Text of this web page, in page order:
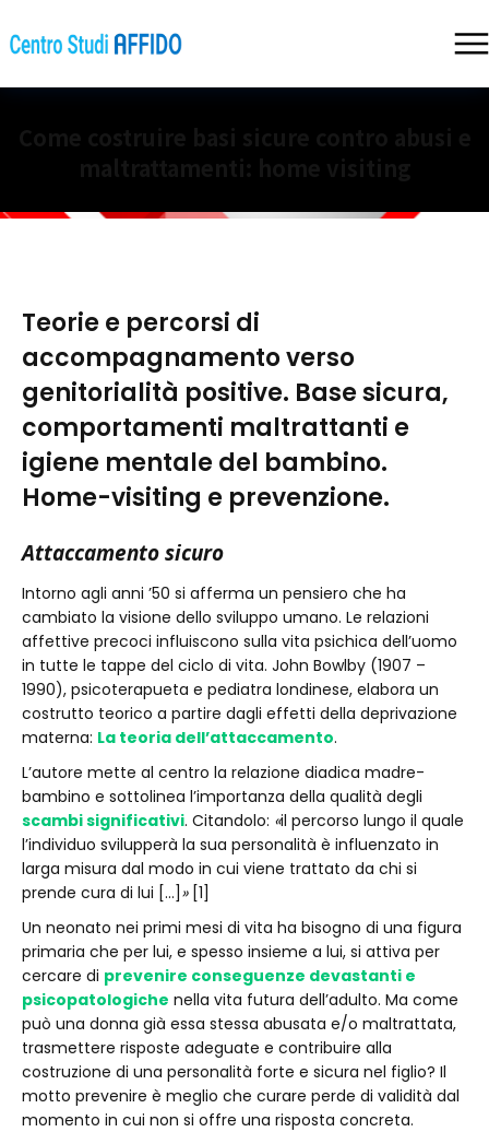
Teorie e percorsi di
accompagnamento verso
genitorialità positive. Base sicura,
comportamenti maltrattanti e
igiene mentale del bambino.
Home-visiting e prevenzione.
Attaccamento sicuro
Intorno agli anni ’50 si afferma un pensiero che ha
cambiato la visione dello sviluppo umano. Le relazioni
affettive precoci influiscono sulla vita psichica dell’uomo
in tutte le tappe del ciclo di vita. John Bowlby (1907 –
1990), psicoterapueta e pediatra londinese, elabora un
costrutto teorico a partire dagli effetti della deprivazione
materna: La teoria dell’attaccamento.
L’autore mette al centro la relazione diadica madre-
bambino e sottolinea l’importanza della qualità degli
scambi significativi. Citandolo: «il percorso lungo il quale
l’individuo svilupperà la sua personalità è influenzato in
larga misura dal modo in cui viene trattato da chi si
prende cura di lui […] » [1]
Un neonato nei primi mesi di vita ha bisogno di una figura
primaria che per lui, e spesso insieme a lui, si attiva per
cercare di prevenire conseguenze devastanti e
psicopatologiche nella vita futura dell’adulto. Ma come
può una donna già essa stessa abusata e/o maltrattata,
trasmettere risposte adeguate e contribuire alla
costruzione di una personalità forte e sicura nel figlio? Il
motto prevenire è meglio che curare perde di validità dal
momento in cui non si offre una risposta concreta.